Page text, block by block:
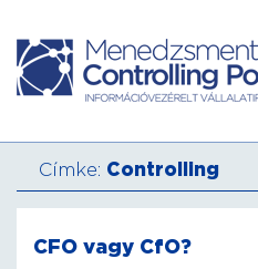
Címke: Controlling
CFO vagy CfO?